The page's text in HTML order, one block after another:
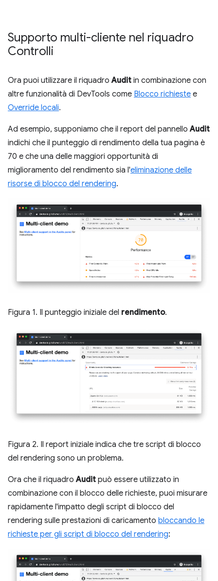
Supporto multi-cliente nel riquadro
Controlli
Ora puoi utilizzare il riquadroAudit in combinazione con
altre funzionalità di DevTools come Blocco richieste e
Override locali.
Ad esempio, supponiamo che il report del pannelloAudit
indichi che il punteggio di rendimento della tua pagina è
70 e che una delle maggiori opportunità di
miglioramento del rendimento sia l'eliminazione delle
risorse di blocco del rendering.
Figura 1. Il punteggio iniziale del rendimento.
Figura 2. Il report iniziale indica che tre script di blocco
del rendering sono un problema.
Ora che il riquadroAudit può essere utilizzato in
combinazione con il blocco delle richieste, puoi misurare
rapidamente l'impatto degli script di blocco del
rendering sulle prestazioni di caricamento bloccando le
richieste per gli script di blocco del rendering: